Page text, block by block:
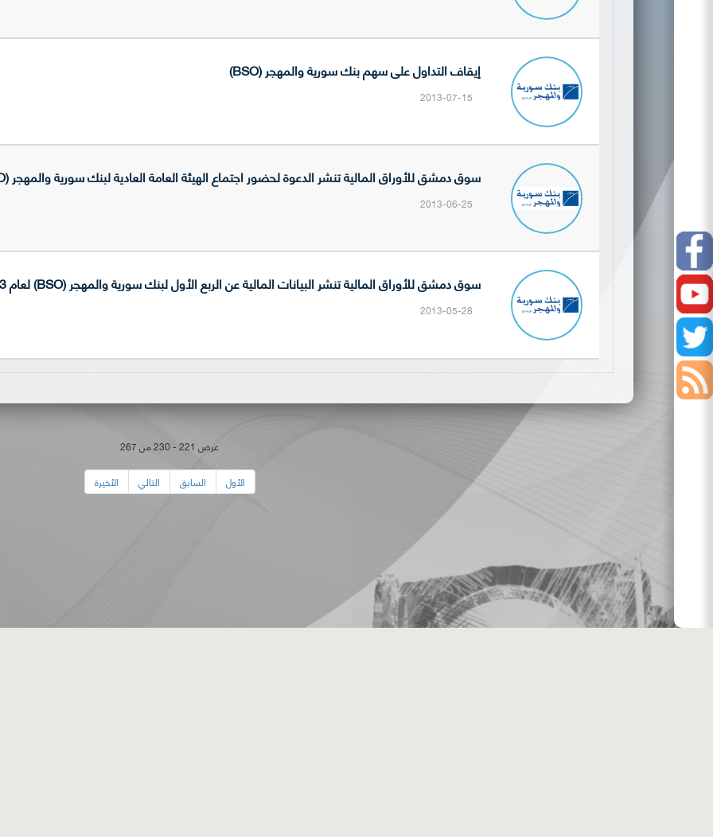
Youtube
إفصاحات
إيقاف التداول على سهم بنك سورية والمهجر (BSO)
2013-07-15
سوق دمشق للأوراق المالية تنشر الدعوة لحضور اجتماع الهيئة العامة العادية لبنك سورية والمهجر (BSO)
2013-06-25
سوق دمشق للأوراق المالية تنشر البيانات المالية عن الربع الأول لبنك سورية والمهجر (BSO) لعام 2013
2013-05-28
عرض 221 - 230 من 267
الأول
السابق التالي الأخيرة